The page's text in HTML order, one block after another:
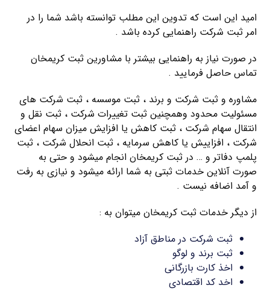
امید این است که تدوین این مطلب توانسته باشد شما را در
امر ثبت شرکت راهنمایی کرده باشد .
در صورت نیاز به راهنمایی بیشتر با مشاورین ثبت کریمخان
تماس حاصل فرمایید .
مشاوره و ثبت شرکت و برند ، ثبت موسسه ، ثبت شرکت های
مسئولیت محدود وهمچنین ثبت تغییرات شرکت ، ثبت نقل و
انتقال سهام شرکت ، ثبت کاهش یا افزایش میزان سهام اعضای
شرکت ، افزاییش یا کاهش سرمایه ، ثبت انحلال شرکت ، ثبت
پلمپ دفاتر و … در ثبت کریمخان انجام میشود و حتی به
صورت آنلاین خدمات ثبتی به شما ارائه میشود و نیازی به رفت
و آمد اضافه نیست .
از دیگر خدمات ثبت کریمخان میتوان به :
ثبت شرکت در مناطق آزاد
ثبت برند و لوگو
اخذ کارت بازرگانی
اخد کد اقتصادی